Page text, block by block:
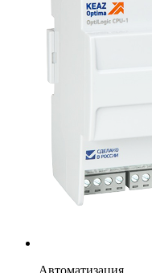
Автоматизация